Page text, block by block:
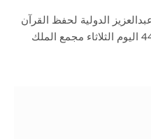
الدولية لحفظ القرآن
الكريم وتلاوته وتفسيره بدورتها ال 44 اليوم الثلاثاء مجمع الملك